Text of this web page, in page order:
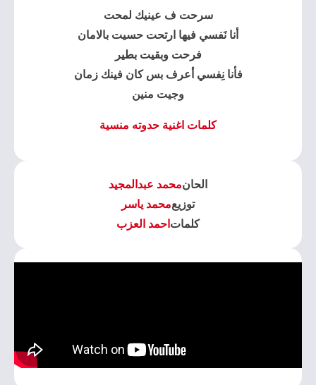
سرحت ف عينيك لمحت
أنا نَفسي فيها ارتحت حسيت بالامان
فرحت وبقيت بطير
فأنا نِفسي أعرف بس كان فينك زمان
وجيت منين
كلمات اغنية حدوته منسية
الحانمحمد عبدالمجيد
توزيعمحمد ياسر
كلمات احمد العزب